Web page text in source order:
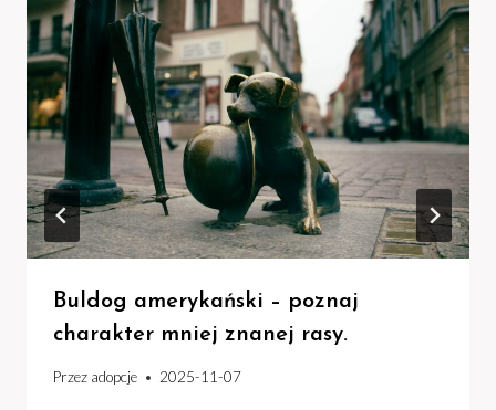
Buldog amerykański – poznaj
charakter mniej znanej rasy.
Przez adopcje 2025-11-07